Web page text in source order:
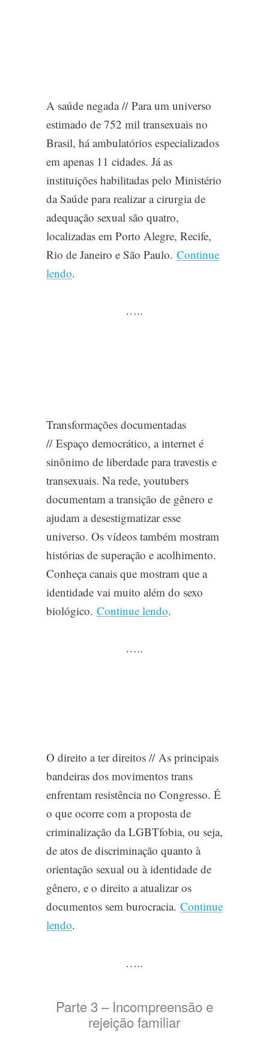
A saúde negada // Para um universo
estimado de 752 mil transexuais no
Brasil, há ambulatórios especializados
em apenas 11 cidades. Já as
instituições habilitadas pelo Ministério
da Saúde para realizar a cirurgia de
adequação sexual são quatro,
localizadas em Porto Alegre, Recife,
Rio de Janeiro e São Paulo. Continue
lendo.
…..
Transformações documentadas
//Espaço democrático, a internet é
sinônimo de liberdade para travestis e
transexuais. Na rede, youtubers
documentam a transição de gênero e
ajudam a desestigmatizar esse
universo. Os vídeos também mostram
histórias de superação e acolhimento.
Conheça canais que mostram que a
identidade vai muito além do sexo
biológico. Continue lendo.
…..
O direito a ter direitos //As principais
bandeiras dos movimentos trans
enfrentam resistência no Congresso. É
o que ocorre com a proposta de
criminalização da LGBTfobia, ou seja,
de atos de discriminação quanto à
orientação sexual ou à identidade de
gênero, e o direito a atualizar os
documentos sem burocracia. Continue
lendo.
…..
Parte 3 – Incompreensão e
rejeição familiar